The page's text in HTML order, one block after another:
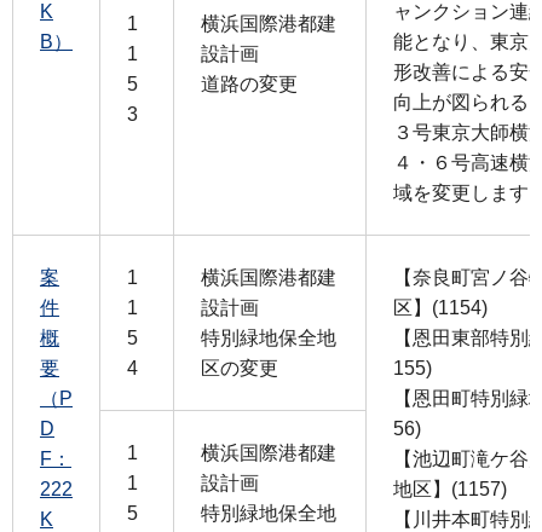
K
B）
ャンクション連
能となり、東京
形改善による安
向上が図られる
３号東京大師横
４・６号高速横
域を変更します
1
1
5
3
横浜国際港都建
設計画
道路の変更
案
件
概
要
（P
D
F：
222
K
1
1
5
4
横浜国際港都建
設計画
特別緑地保全地
区の変更
【奈良町宮ノ谷
区】(1154)
【恩田東部特別
155)
【恩田町特別緑
56)
【池辺町滝ケ谷
地区】(1157)
【川井本町特別
1
1
5
横浜国際港都建
設計画
特別緑地保全地